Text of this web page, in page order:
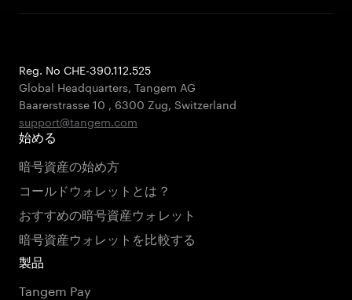
Reg. No CHE-390.112.525
Global Headquarters, Tangem AG
Baarerstrasse 10 , 6300 Zug, Switzerland
support@tangem.com
始める
暗号資産の始め方
コールドウォレットとは？
おすすめの暗号資産ウォレット
暗号資産ウォレットを比較する
製品
Tangem Pay